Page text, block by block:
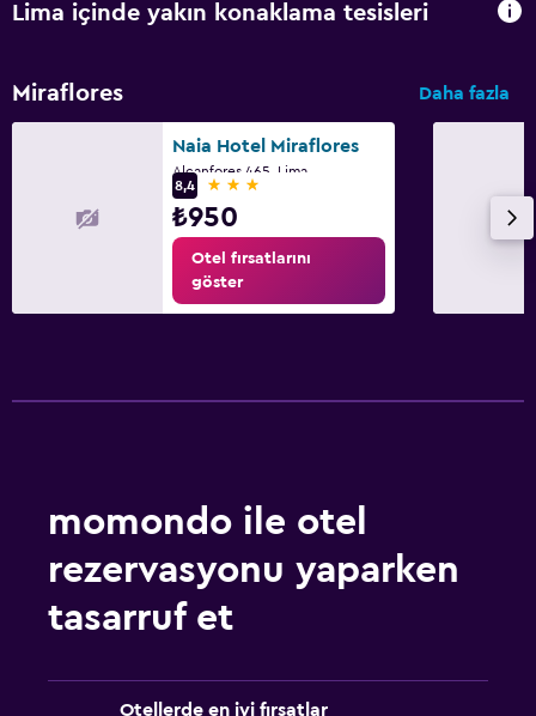
Lima içinde yakın konaklama tesisleri
Miraflores Daha fazla
Naia Hotel Miraflores
Alcanfores 465, Lima
8,4
3 yıldız
₺950
Otel fırsatlarını
göster
momondo ile otel
rezervasyonu yaparken
tasarruf et
Otellerde en iyi fırsatlar